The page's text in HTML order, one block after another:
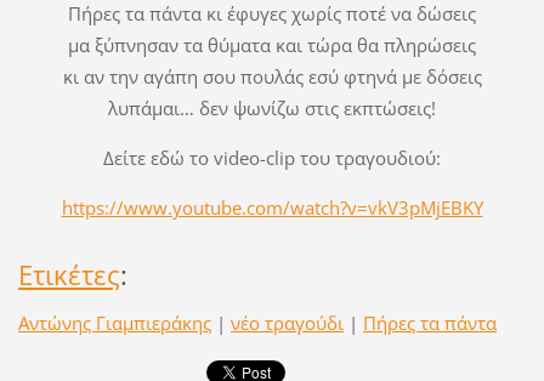
Πήρες τα πάντα κι έφυγες χωρίς ποτέ να δώσεις
μα ξύπνησαν τα θύματα και τώρα θα πληρώσεις
κι αν την αγάπη σου πουλάς εσύ φτηνά με δόσεις
λυπάμαι… δεν ψωνίζω στις εκπτώσεις!
Δείτε εδώ το video-clip του τραγουδιού:
https://www.youtube.com/watch?v=vkV3pMjEBKY
Ετικέτες:
Αντώνης Γιαμπιεράκης | νέο τραγούδι | Πήρες τα πάντα